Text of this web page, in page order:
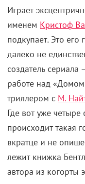
Играет
именем Кристоф
подкупает. Это его
далеко не
создатель сериала
работе над
триллером с М.
Где вот уже четыре
происходит такая
вкратце и не
лежит книжка
автора из когорты